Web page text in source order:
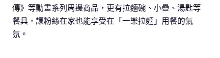
傳》等動畫系列周邊商品，更有拉麵碗、小疊、湯匙等
餐具，讓粉絲在家也能享受在「一樂拉麵」用餐的氣
氛。